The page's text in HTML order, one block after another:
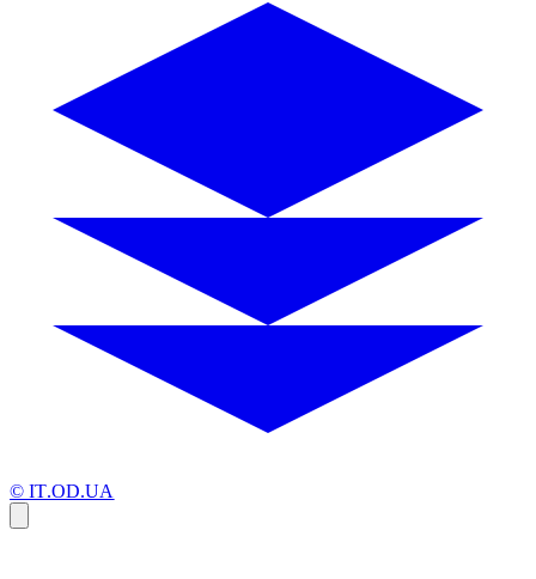
© IT.OD.UA